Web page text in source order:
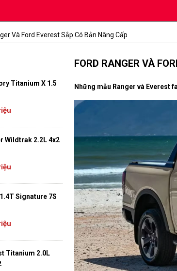
Và Ford Everest Sắp Có Bản Nâng Cấp
FORD RANGER VÀ
Những mẫu Ranger và Everest
Titanium X 1.5
Wildtrak 2.2L 4x2
Signature 7S
Titanium 2.0L